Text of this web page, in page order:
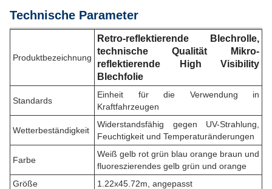
Technische Parameter
Produktbezeichnung
Retro-reflektierende Blechrolle,
technische Qualität Mikro-
reflektierende High Visibility
Blechfolie
Standards
Einheit für die Verwendung in
Kraftfahrzeugen
Wetterbeständigkeit
Widerstandsfähig gegen UV-Strahlung,
Feuchtigkeit und Temperaturänderungen
Farbe
Weiß gelb rot grün blau orange braun und
fluoreszierendes gelb grün und orange
Größe
1.22x45.72m, angepasst